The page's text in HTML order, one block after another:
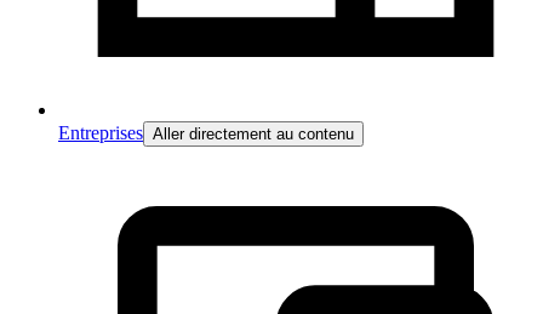
Entreprises Aller directement au contenu